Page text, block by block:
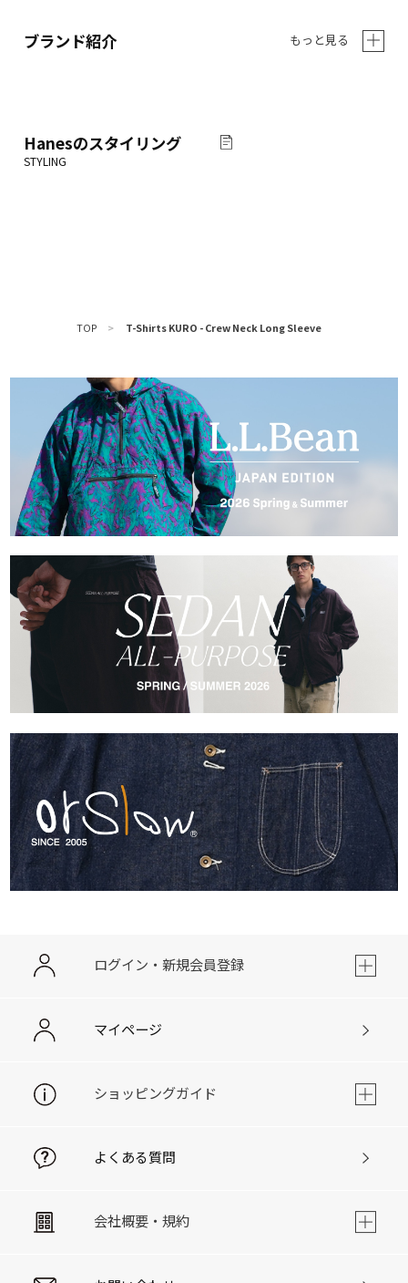
ブランド紹介 もっと見る
Hanesのスタイリング
TOP > T-Shirts KURO - Crew Neck Long Sleeve
ログイン・新規会員登録
マイページ
ショッピングガイド
よくある質問
会社概要・規約